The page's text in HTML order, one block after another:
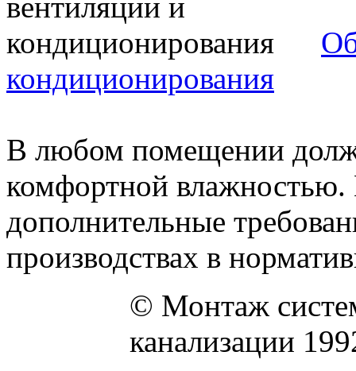
кондиционирования
В любом помещении
комфортной влажностью.
дополнительные
производствах в
© Монтаж
канализации